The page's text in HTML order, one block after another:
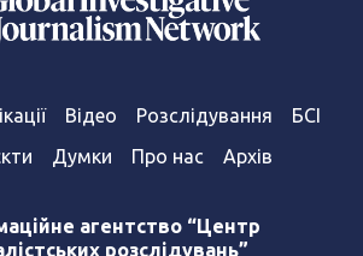
Відео Розслідування
БСІ
Думки Про нас Архів
агентство “Центр
розслідувань”